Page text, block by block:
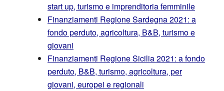
start up, turismo e imprenditoria femminile
Finanziamenti Regione Sardegna 2021: a
fondo perduto, agricoltura, B&B, turismo e
giovani
Finanziamenti Regione Sicilia 2021: a fondo
perduto, B&B, turismo, agricoltura, per
giovani, europei e regionali